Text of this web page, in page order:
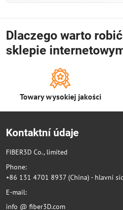
Dlaczego warto
sklepie
Towary wysokiej jakości
Kontaktní údaje
FIBER3D Co., limited
Phone:
+86 131 4701 8937 (China) - hlavní
E-mail:
info @ fiber3D.com